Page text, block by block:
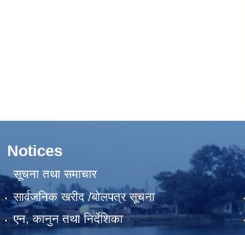
Notices
सूचना तथा समाचार
सार्वजनिक खरीद /बोलपत्र सूचना
एन, कानुन तथा निर्देशिका